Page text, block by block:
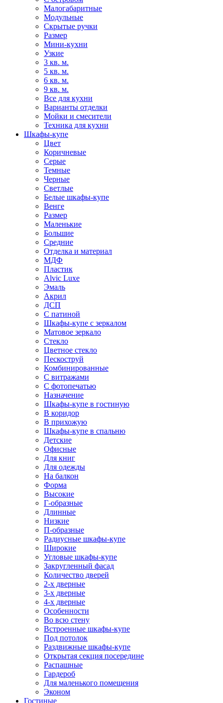
Малогабаритные
Модульные
Скрытые ручки
Размер
Мини-кухни
Узкие
3 кв. м.
5 кв. м.
6 кв. м.
9 кв. м.
Все для кухни
Варианты отделки
Мойки и смесители
Техника для кухни
Шкафы-купе
Цвет
Коричневые
Серые
Темные
Черные
Светлые
Белые шкафы-купе
Венге
Размер
Маленькие
Большие
Средние
Отделка и материал
МДФ
Пластик
Alvic Luxe
Эмаль
Акрил
ДСП
С патиной
Шкафы-купе с зеркалом
Матовое зеркало
Стекло
Цветное стекло
Пескоструй
Комбинированные
С витражами
С фотопечатью
Назначение
Шкафы-купе в гостиную
В коридор
В прихожую
Шкафы-купе в спальню
Детские
Офисные
Для книг
Для одежды
На балкон
Форма
Высокие
Г-образные
Длинные
Низкие
П-образные
Радиусные шкафы-купе
Широкие
Угловые шкафы-купе
Закругленный фасад
Количество дверей
2-х дверные
3-х дверные
4-х дверные
Особенности
Во всю стену
Встроенные шкафы-купе
Под потолок
Раздвижные шкафы-купе
Открытая секция посередине
Распашные
Гардероб
Для маленького помещения
Эконом
Гостиные